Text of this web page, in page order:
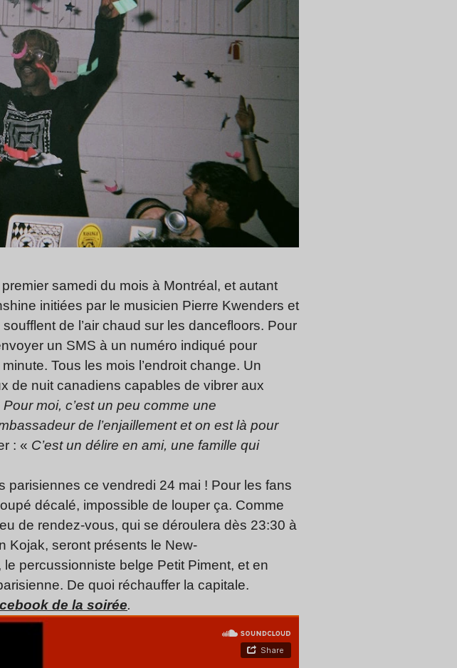
samedi du mois à Montréal, et autant
initiées par le musicien Pierre Kwenders et
de l’air chaud sur les dancefloors. Pour
un SMS à un numéro indiqué pour
Tous les mois l’endroit change. Un
de nuit canadiens capables de vibrer aux
Pour moi, c’est un peu comme une
de l’enjaillement et on est là pour
: « C’est un délire en ami, une famille qui
parisiennes ce vendredi 24 mai ! Pour les fans
décalé, impossible de louper ça. Comme
de rendez-vous, qui se déroulera dès 23:30 à
Kojak, seront présents le New-
le percussionniste belge Petit Piment, et en
De quoi réchauffer la capitale.
de la soirée.